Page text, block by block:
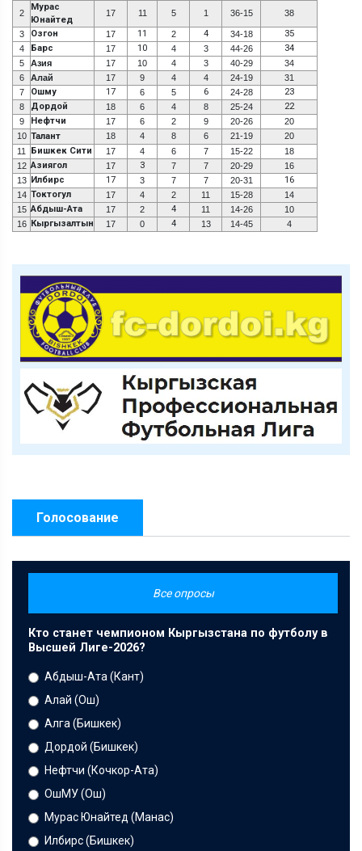
2
Мурас
Юнайтед
17 11 5 1 36-15 38
3 Озгон 17 11 2 4 34-18 35
4 Барс 17 10 4 3 44-26 34
5 Азия 17 10 4 3 40-29
34
6
Алай 17 9 4 4 24-19
31
7
Ошму 17 6 5 6 24-28 23
8 Дордой 18 6 4 8 25-24 22
9 Нефтчи 17 6 2 9 20-26
20
10 Талант 18 4 8 6 21-19
20
11
Бишкек Сити 17 4 6 7 15-22
18
12 Азиягол 17 3 7 7 20-29
16
13 Илбирс 17 3 7 7 20-31 16
14 Токтогул 17 4 2 11 15-28
14
15 Абдыш-Ата 17 2 4 11 14-26
10
16 Кыргызалтын 17 0 4 13 14-45 4
Голосование
Все опросы
Кто станет чемпионом Кыргызстана по футболу в
Высшей Лиге-2026?
Абдыш-Ата (Кант)
Алай (Ош)
Алга (Бишкек)
Дордой (Бишкек)
Нефтчи (Кочкор-Ата)
ОшМУ (Ош)
Мурас Юнайтед (Манас)
Илбирс (Бишкек)